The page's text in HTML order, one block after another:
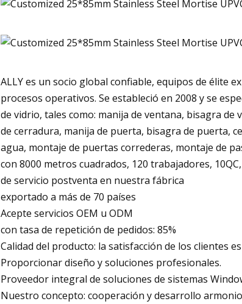
ALLY es un socio global confiable, equipos de élite
procesos operativos. Se estableció en 2008 y se
de vidrio, tales como: manija de ventana, bisagra
de cerradura, manija de puerta, bisagra de puerta,
agua, montaje de puertas correderas, montaje de
con 8000 metros cuadrados, 120 trabajadores,
de servicio postventa en nuestra fábrica
exportado a más de 70 países
Acepte servicios OEM u ODM
con tasa de repetición de pedidos: 85%
Calidad del producto: la satisfacción de los clientes
Proporcionar diseño y soluciones profesionales.
Proveedor integral de soluciones de sistemas
Nuestro concepto: cooperación y desarrollo